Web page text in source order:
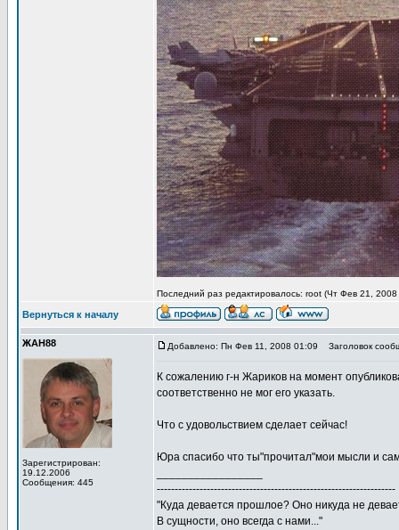
Последний раз редактировалось: root (Чт Фев 21, 2008
Вернуться к началу
ЖАН88
Зарегистрирован:
19.12.2006
Сообщения: 445
Добавлено: Пн Фев 11, 2008 01:09 Заголовок
К сожалению г-н Жариков на момент
соответственно не мог его указать.
Что с удовольствием сделает сейчас!
Юра спасибо что ты"прочитал"мои мысли и
-------------------------------------------------------------------
"Куда девается прошлое? Оно никуда не
В сущности, оно всегда с нами..."